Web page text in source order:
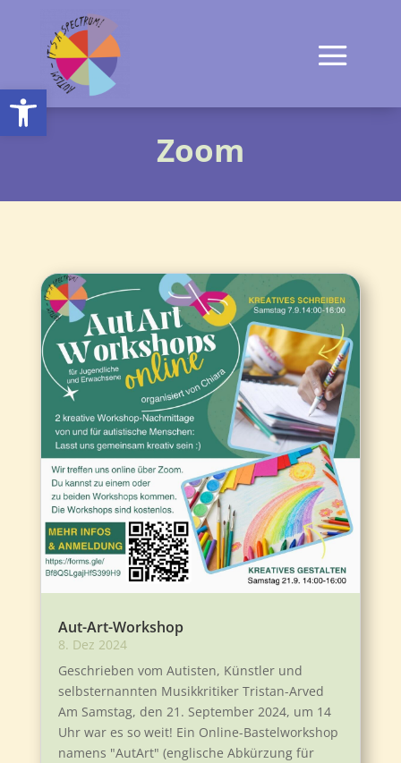
Open toolbar
Zoom
Aut-Art-Workshop
8. Dez 2024
Geschrieben vom Autisten, Künstler und
selbsternannten Musikkritiker Tristan-Arved
Am Samstag, den 21. September 2024, um 14
Uhr war es so weit! Ein Online-Bastelworkshop
namens "AutArt" (englische Abkürzung für